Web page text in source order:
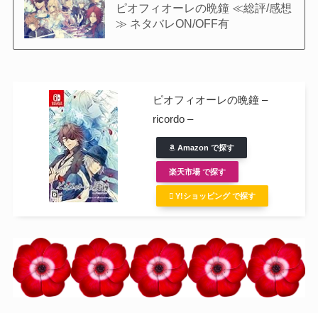
ピオフィオーレの晩鐘 ≪総評/感想
≫ ネタバレON/OFF有
ピオフィオーレの晩鐘 –
ricordo –
Amazon で探す
楽天市場 で探す
Y!ショッピング で探す